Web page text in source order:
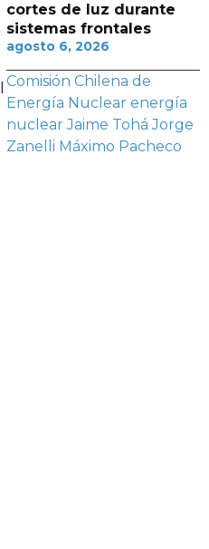
cortes de luz durante
sistemas frontales
agosto 6, 2026
Comisión Chilena de
Energía Nuclear energía
nuclear Jaime Tohá Jorge
Zanelli Máximo Pacheco